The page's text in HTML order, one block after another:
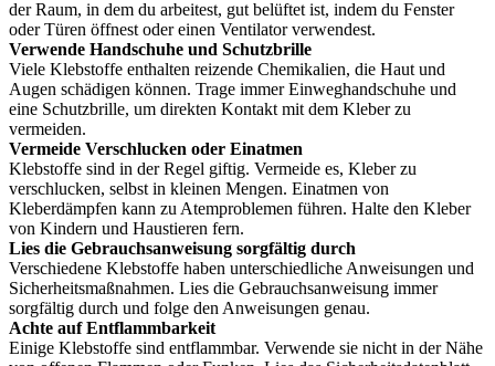
der Raum, in dem du arbeitest, gut belüftet ist, indem du Fenster
oder Türen öffnest oder einen Ventilator verwendest.
Verwende Handschuhe und Schutzbrille
Viele Klebstoffe enthalten reizende Chemikalien, die Haut und
Augen schädigen können. Trage immer Einweghandschuhe und
eine Schutzbrille, um direkten Kontakt mit dem Kleber zu
vermeiden.
Vermeide Verschlucken oder Einatmen
Klebstoffe sind in der Regel giftig. Vermeide es, Kleber zu
verschlucken, selbst in kleinen Mengen. Einatmen von
Kleberdämpfen kann zu Atemproblemen führen. Halte den Kleber
von Kindern und Haustieren fern.
Lies die Gebrauchsanweisung sorgfältig durch
Verschiedene Klebstoffe haben unterschiedliche Anweisungen und
Sicherheitsmaßnahmen. Lies die Gebrauchsanweisung immer
sorgfältig durch und folge den Anweisungen genau.
Achte auf Entflammbarkeit
Einige Klebstoffe sind entflammbar. Verwende sie nicht in der Nähe